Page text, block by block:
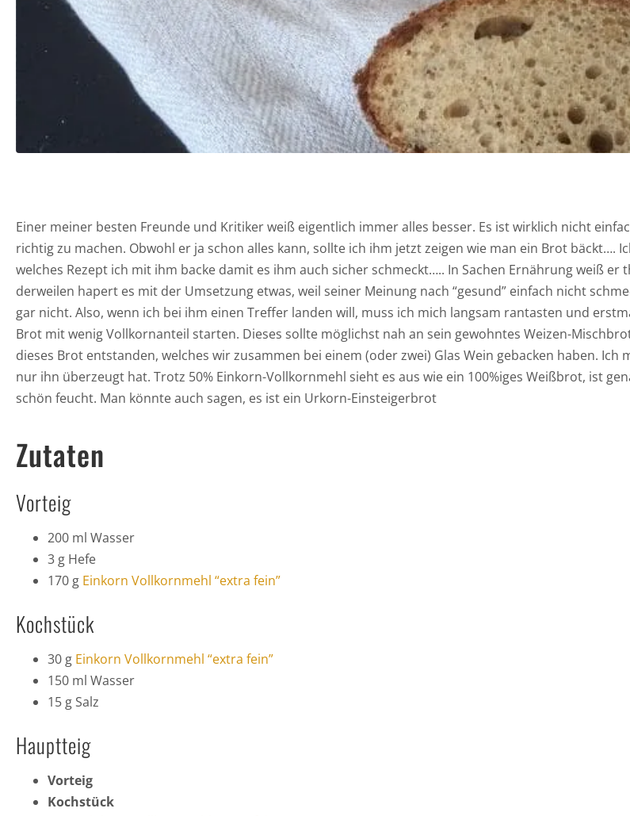
Einer meiner besten Freunde und Kritiker weiß eigentlich immer alles besser. Es ist wirklich nicht
richtig zu machen. Obwohl er ja schon alles kann, sollte ich ihm jetzt zeigen wie man ein Brot bäckt….
welches Rezept ich mit ihm backe damit es ihm auch sicher schmeckt….. In Sachen Ernährung weiß er
derweilen hapert es mit der Umsetzung etwas, weil seiner Meinung nach “gesund” einfach nicht
gar nicht. Also, wenn ich bei ihm einen Treffer landen will, muss ich mich langsam rantasten und
Brot mit wenig Vollkornanteil starten. Dieses sollte möglichst nah an sein gewohntes Weizen-
dieses Brot entstanden, welches wir zusammen bei einem (oder zwei) Glas Wein gebacken haben. Ich
nur ihn überzeugt hat. Trotz 50% Einkorn-Vollkornmehl sieht es aus wie ein 100%iges Weißbrot, ist
schön feucht. Man könnte auch sagen, es ist ein Urkorn-Einsteigerbrot
Zutaten
Vorteig
200 ml Wasser
3 g Hefe
170 g Einkorn Vollkornmehl “extra fein”
Kochstück
30 g Einkorn Vollkornmehl “extra fein”
150 ml Wasser
15 g Salz
Hauptteig
Vorteig
Kochstück